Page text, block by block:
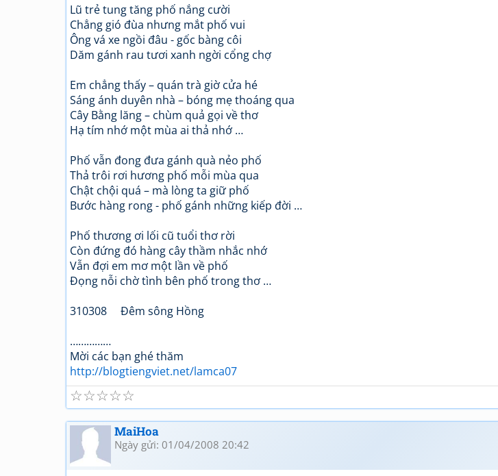
Lũ trẻ tung tăng phố nắng cười
Chẳng gió đùa nhưng mắt phố vui
Ông vá xe ngồi đâu - gốc bàng côi
Dăm gánh rau tươi xanh ngời cổng chợ
Em chẳng thấy – quán trà giờ cửa hé
Sáng ánh duyên nhà – bóng mẹ thoáng qua
Cây Bằng lăng – chùm quả gọi về thơ
Hạ tím nhớ một mùa ai thả nhớ …
Phố vẫn đong đưa gánh quà nẻo phố
Thả trôi rơi hương phố mỗi mùa qua
Chật chội quá – mà lòng ta giữ phố
Bước hàng rong - phố gánh những kiếp đời …
Phố thương ơi lối cũ tuổi thơ rời
Còn đứng đó hàng cây thầm nhắc nhớ
Vẫn đợi em mơ một lần về phố
Đọng nỗi chờ tình bên phố trong thơ …
310308 Đêm sông Hồng
……………
Mời các bạn ghé thăm
http://blogtiengviet.net/lamca07
☆
☆
☆
☆
☆
MaiHoa
Ngày gửi: 01/04/2008 20:42